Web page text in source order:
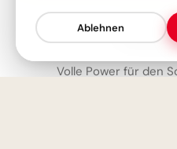
AblehnenNeueste